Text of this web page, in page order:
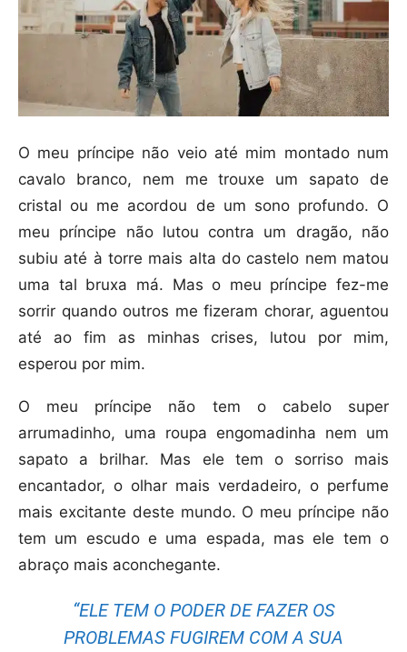
O meu príncipe não veio até mim montado num
cavalo branco, nem me trouxe um sapato de
cristal ou me acordou de um sono profundo. O
meu príncipe não lutou contra um dragão, não
subiu até à torre mais alta do castelo nem matou
uma tal bruxa má. Mas o meu príncipe fez-me
sorrir quando outros me fizeram chorar, aguentou
até ao fim as minhas crises, lutou por mim,
esperou por mim.
O meu príncipe não tem o cabelo super
arrumadinho, uma roupa engomadinha nem um
sapato a brilhar. Mas ele tem o sorriso mais
encantador, o olhar mais verdadeiro, o perfume
mais excitante deste mundo. O meu príncipe não
tem um escudo e uma espada, mas ele tem o
abraço mais aconchegante.
“ELE TEM O PODER DE FAZER OS
PROBLEMAS FUGIREM COM A SUA